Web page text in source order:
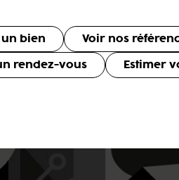
un bien Voir nos
rendez-vous Estimer